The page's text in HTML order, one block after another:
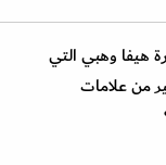
هيفا وهبي التي
من علامات